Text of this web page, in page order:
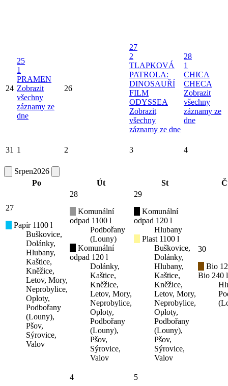
24
25
1
PRAMEN
Zobrazit
všechny
záznamy ze
dne
26
27
2
TLAPKOVÁ
PATROLA:
DINOSAUŘÍ
FILM
ODYSSEA
Zobrazit
všechny
záznamy ze dne
28
1
CHICA
CHECA
Zobrazit
všechny
záznamy ze
dne
31 1 2 3 4
Srpen2026
Po
Út St
27
Papír 1100 l
Buškovice,
Dolánky,
Hlubany,
Kaštice,
Kněžice,
Letov, Mory,
Neprobylice,
Oploty,
Podbořany
(Louny),
Pšov,
Sýrovice,
Valov
28
Komunální
odpad 1100 l
Podbořany
(Louny)
Komunální
odpad 120 l
Dolánky,
Kaštice,
Kněžice,
Letov, Mory,
Neprobylice,
Oploty,
Podbořany
(Louny),
Pšov,
Sýrovice,
Valov
29
Komunální
odpad 120 l
Hlubany
Plast 1100 l
Buškovice,
Dolánky,
Hlubany,
Kaštice,
Kněžice,
Letov, Mory,
Neprobylice,
Oploty,
Podbořany
(Louny),
Pšov,
Sýrovice,
Valov
30
Bio
Bio 240 l
4
5